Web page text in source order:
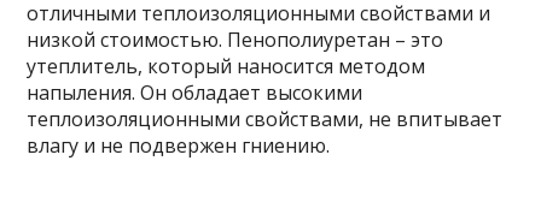
отличными теплоизоляционными свойствами и
низкой стоимостью. Пенополиуретан – это
утеплитель, который наносится методом
напыления. Он обладает высокими
теплоизоляционными свойствами, не впитывает
влагу и не подвержен гниению.